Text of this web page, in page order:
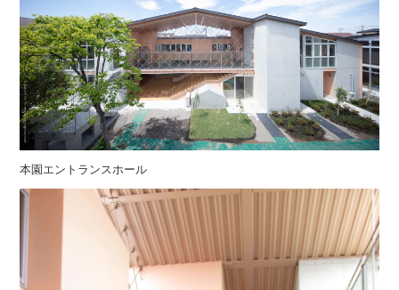
本園エントランスホール